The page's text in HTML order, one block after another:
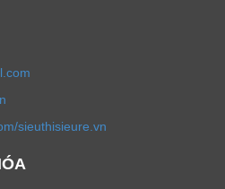
sieuthisieure.vn